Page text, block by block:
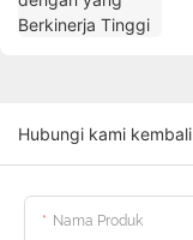
Hubungi kami kembali
Nama Produk